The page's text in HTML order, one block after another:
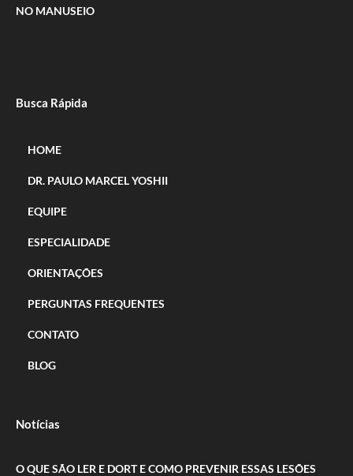
NO MANUSEIO
Busca Rápida
HOME
DR. PAULO MARCEL YOSHII
EQUIPE
ESPECIALIDADE
ORIENTAÇÕES
PERGUNTAS FREQUENTES
CONTATO
BLOG
Notícias
O QUE SÃO LER E DORT E COMO PREVENIR ESSAS LESÕES